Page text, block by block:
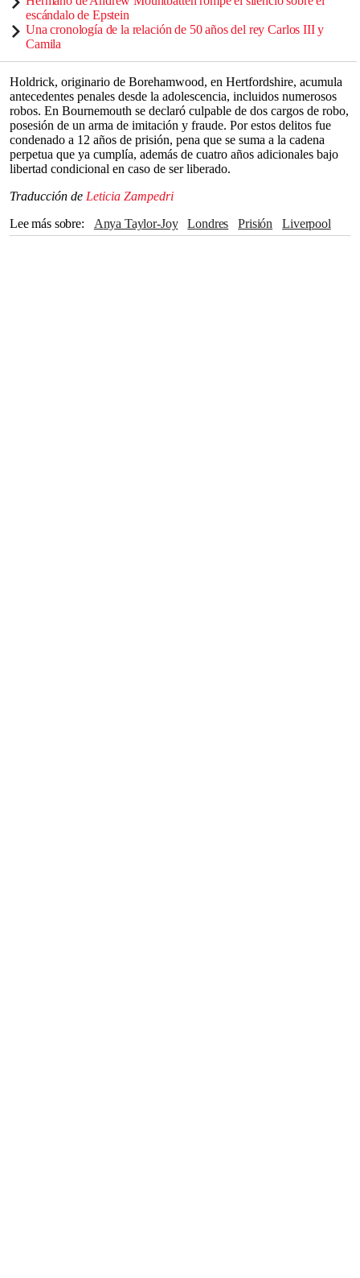
escándalo de Epstein
Una cronología de la relación de 50 años del rey Carlos III y
Camila
Holdrick, originario de Borehamwood, en Hertfordshire, acumula
antecedentes penales desde la adolescencia, incluidos numerosos
robos. En Bournemouth se declaró culpable de dos cargos de robo,
posesión de un arma de imitación y fraude. Por estos delitos fue
condenado a 12 años de prisión, pena que se suma a la cadena
perpetua que ya cumplía, además de cuatro años adicionales bajo
libertad condicional en caso de ser liberado.
Traducción de Leticia Zampedri
Lee más sobre
Anya Taylor-Joy Londres prisión
Liverpool